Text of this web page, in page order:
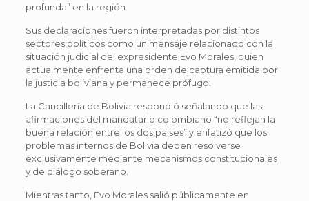
profunda” en la región.
Sus declaraciones fueron interpretadas por distintos
sectores políticos como un mensaje relacionado con la
situación judicial del expresidente Evo Morales, quien
actualmente enfrenta una orden de captura emitida por
la justicia boliviana y permanece prófugo.
La Cancillería de Bolivia respondió señalando que las
afirmaciones del mandatario colombiano “no reflejan la
buena relación entre los dos países” y enfatizó que los
problemas internos de Bolivia deben resolverse
exclusivamente mediante mecanismos constitucionales
y de diálogo soberano.
Mientras tanto, Evo Morales salió públicamente en